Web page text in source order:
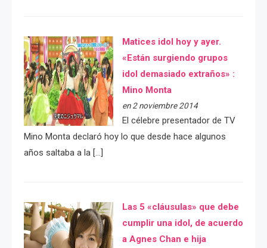
Matices idol hoy y ayer.
«Están surgiendo grupos
idol demasiado extraños» :
Mino Monta
en 2 noviembre 2014
El célebre presentador de TV
Mino Monta declaró hoy lo que desde hace algunos
años saltaba a la […]
Las 5 «cláusulas» que debe
cumplir una idol, de acuerdo
a Agnes Chan e hija